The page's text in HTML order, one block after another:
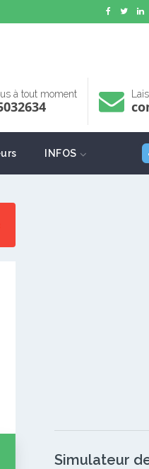
à tout moment
INFOS
Simulateur